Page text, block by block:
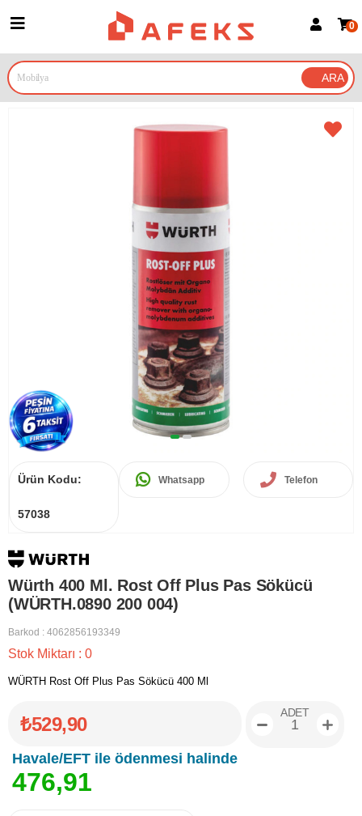
Google İle Bağlan
0
Ürün Kodu:
57038
Whatsapp Telefon
Würth 400 Ml. Rost Off Plus Pas Sökücü
(WÜRTH.0890 200 004)
Barkod : 4062856193349
Stok Miktarı : 0
WÜRTH Rost Off Plus Pas Sökücü 400 Ml
₺529,90
Havale/EFT ile ödenmesi halinde
476,91
ADET